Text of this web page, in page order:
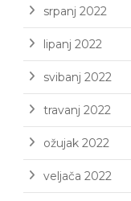
srpanj 2022
lipanj 2022
svibanj 2022
travanj 2022
ožujak 2022
veljača 2022